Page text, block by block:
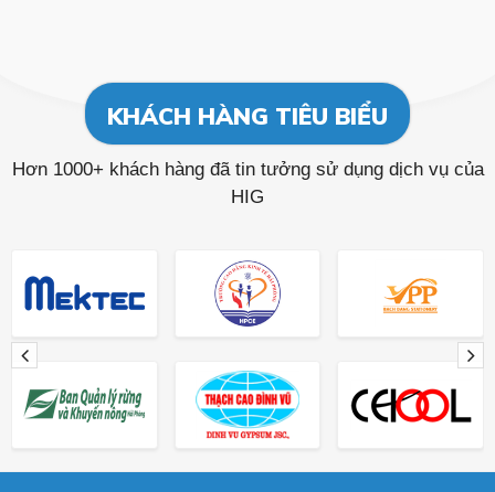
KHÁCH HÀNG TIÊU BIỂU
Hơn 1000+ khách hàng đã tin tưởng sử dụng dịch vụ của
HIG